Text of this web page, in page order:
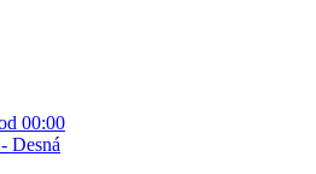
00:00
Desná